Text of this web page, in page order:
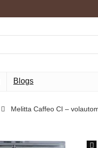
Blogs
Melitta Caffeo CI –